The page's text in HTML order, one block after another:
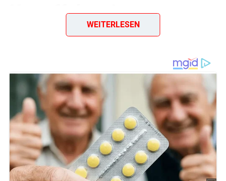
Kartoffeln mit
Quarkvariationen
Kartoffeln mit Quarkvariationenist die
perfekte Kombination aus klassisch gekochten
Pellkartoffelnund vier unterschiedlichen,
geschmackvollenQuarkmischungen
. Ideal als
Hauptgericht oder Beilage, bietet es eine wunderbare
Vielfalt an Aromen, die von würzig bis scharf reichen. Das
Beste daran: Mit den Quarkvariationen lässt sich für jeden
Geschmack etwas Passendes finden, egal ob du es lieber
mild oder kräftig magst.
WEITERLESEN